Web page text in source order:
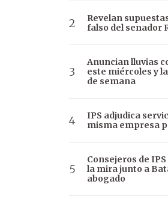
Revelan
falso del senador
Anuncian lluvias
este miércoles y
de semana
IPS adjudica
misma empresa
Consejeros de
la mira junto a
abogado